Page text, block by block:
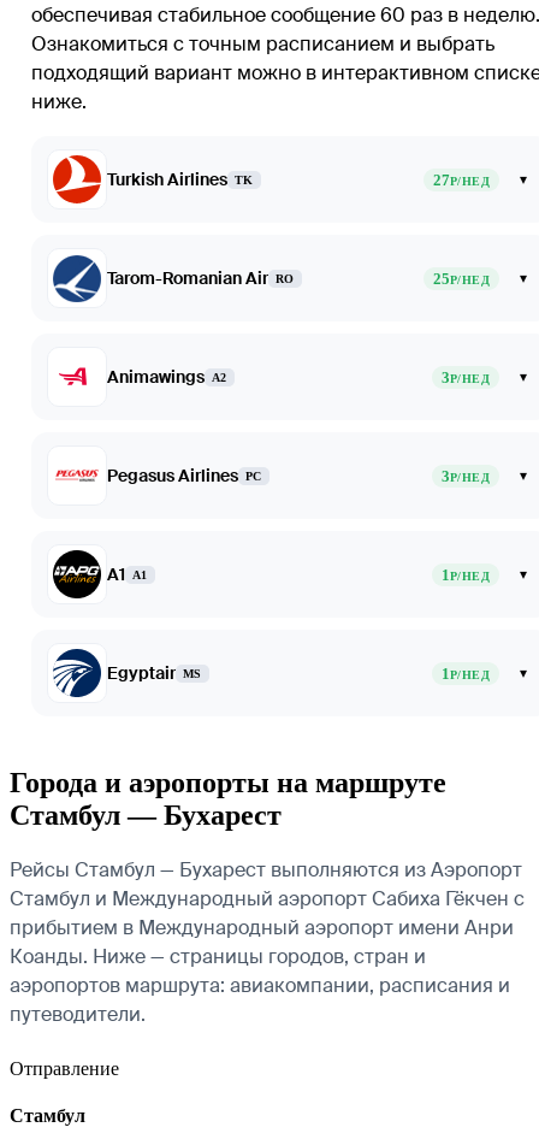
обеспечивая стабильное сообщение 60 раз в неделю.
Ознакомиться с точным расписанием и выбрать
подходящий вариант можно в интерактивном
ниже.
Turkish Airlines TK 27Р/НЕД ▾
Tarom-Romanian Air RO 25Р/НЕД ▾
Animawings A2 3Р/НЕД ▾
Pegasus Airlines PC 3Р/НЕД ▾
A1 A1 1Р/НЕД ▾
Egyptair MS 1Р/НЕД ▾
Города и аэропорты на маршруте
Стамбул — Бухарест
Рейсы Стамбул — Бухарест выполняются из Аэропорт
Стамбул и Международный аэропорт Сабиха Гёкчен с
прибытием в Международный аэропорт имени Анри
Коанды. Ниже — страницы городов, стран и
аэропортов маршрута: авиакомпании, расписания и
путеводители.
Отправление
Стамбул